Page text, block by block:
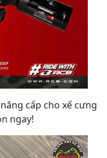
cấp cho xế cưng
ngay!